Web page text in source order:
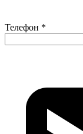
Телефон *